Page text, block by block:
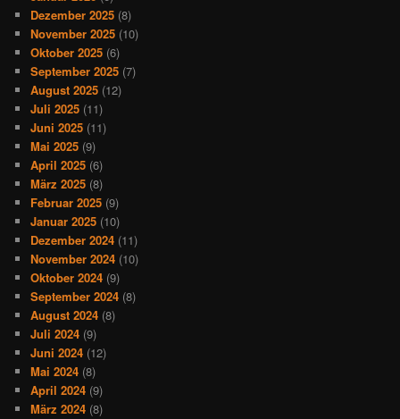
Dezember 2025 (8)
November 2025 (10)
Oktober 2025 (6)
September 2025 (7)
August 2025 (12)
Juli 2025 (11)
Juni 2025 (11)
Mai 2025 (9)
April 2025 (6)
März 2025 (8)
Februar 2025 (9)
Januar 2025 (10)
Dezember 2024 (11)
November 2024 (10)
Oktober 2024 (9)
September 2024 (8)
August 2024 (8)
Juli 2024 (9)
Juni 2024 (12)
Mai 2024 (8)
April 2024 (9)
März 2024 (8)